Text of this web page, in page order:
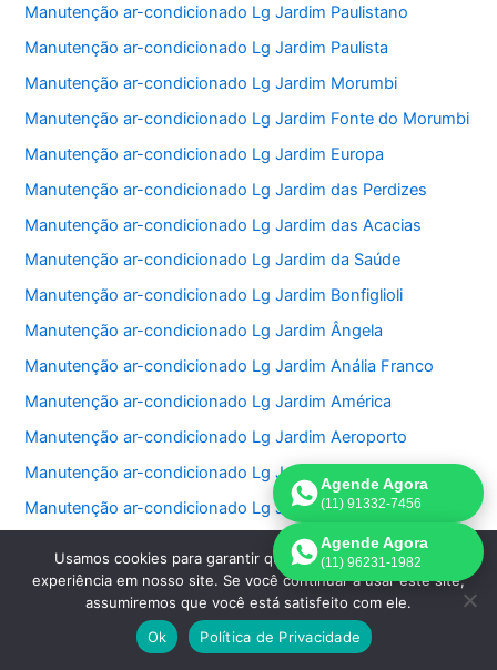
Manutenção ar-condicionado Lg Jardim Paulistano
Manutenção ar-condicionado Lg Jardim Paulista
Manutenção ar-condicionado Lg Jardim Morumbi
Manutenção ar-condicionado Lg Jardim Fonte do Morumbi
Manutenção ar-condicionado Lg Jardim Europa
Manutenção ar-condicionado Lg Jardim das Perdizes
Manutenção ar-condicionado Lg Jardim das Acacias
Manutenção ar-condicionado Lg Jardim da Saúde
Manutenção ar-condicionado Lg Jardim Bonfiglioli
Manutenção ar-condicionado Lg Jardim Ângela
Manutenção ar-condicionado Lg Jardim Anália Franco
Manutenção ar-condicionado Lg Jardim América
Manutenção ar-condicionado Lg Jardim Aeroporto
Manutenção ar-condicionado Lg Jaraguá
Manutenção ar-condicionado Lg Jaguaré
Manutenção ar-condicionado Lg Jaçanã
Manutenção ar-condicionado Lg Jabaquara
Manutenção ar-condicionado Lg Itaim Bibi
Manutenção ar-condicionado Lg Ipiranga
Agende Agora
(11) 91332-7456
Agende Agora
(11) 96231-1982
Usamos cookies para garantir que oferecemos a melhor
experiência em nosso site. Se você continuar a usar este site,
assumiremos que você está satisfeito com ele.
Ok
Política de Privacidade